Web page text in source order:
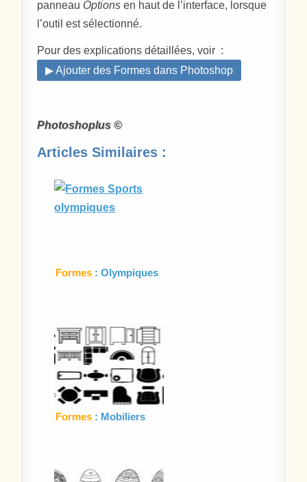
panneau Options en haut de l’interface, lorsque
l’outil est sélectionné.
Pour des explications détaillées, voir :
▶ Ajouter des Formes dans Photoshop
Photoshoplus ©
Articles Similaires :
Formes : Olympiques
Formes : Mobiliers